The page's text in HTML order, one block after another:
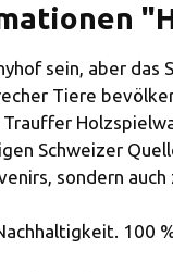
sein, aber
Tiere
Schweizer
sondern
100